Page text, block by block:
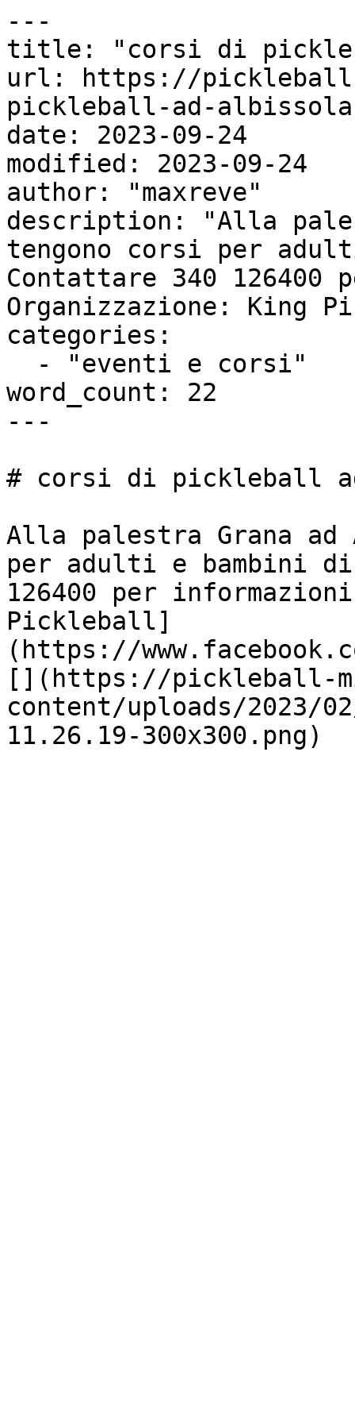
---
title: "corsi di
url: https://pickleball-
pickleball-ad-
date: 2023-09-24
modified: 2023-09-24
author: "maxreve"
description: "Alla
tengono corsi per
Contattare 340 126400
Organizzazione: King
categories:
word_count: 22
---
# corsi di pickleball
Alla palestra Grana
per adulti e bambini
126400 per
Pickleball]
(https://
[](https://pickleball-
content/uploads/2023/
11.26.19-300x300.png)